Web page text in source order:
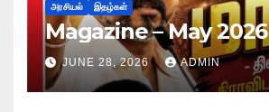
அரசியல் இதழ்கள்
Magazine – May 2026
JUNE 28, 2026 ADMIN